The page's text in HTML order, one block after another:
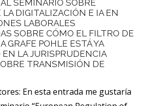
SEMINARIO SOBRE
LA DIGITALIZACIÓN E IA EN
LABORALES
SOBRE CÓMO EL FILTRO DE
GRAFE POHLE ESTÁ YA
LA JURISPRUDENCIA
TRANSMISIÓN DE
En esta entrada me gustaría